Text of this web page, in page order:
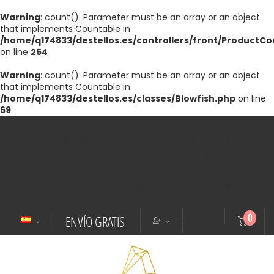
Warning: count(): Parameter must be an array or an object
that implements Countable in
/home/q174833/destellos.es/controllers/front/
on line 254
Warning: count(): Parameter must be an array or an object
that implements Countable in
/home/q174833/destellos.es/classes/Blowfish.php on line
69
ENVÍO GRATIS 0